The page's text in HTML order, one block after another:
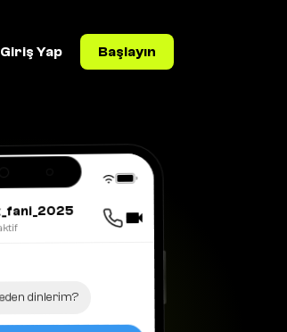
Giriş Yap Başlayın
dinlerim?